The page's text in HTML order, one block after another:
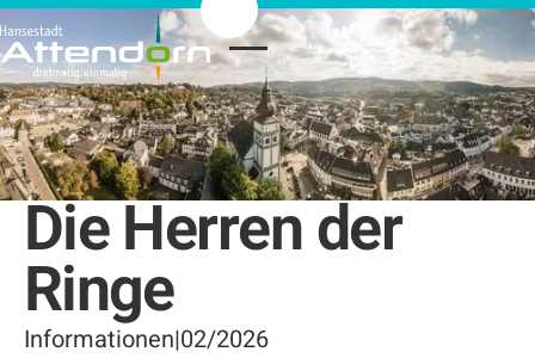
Die Herren der
Ringe
Informationen|02/2026